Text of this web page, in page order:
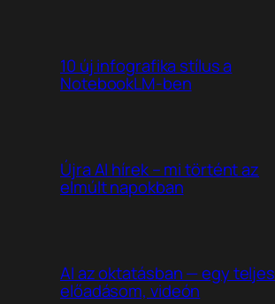
10 új infografika stílus a
NotebookLM-ben
Újra AI hírek – mi történt az
elmúlt napokban
AI az oktatásban — egy teljes
előadásom, videón